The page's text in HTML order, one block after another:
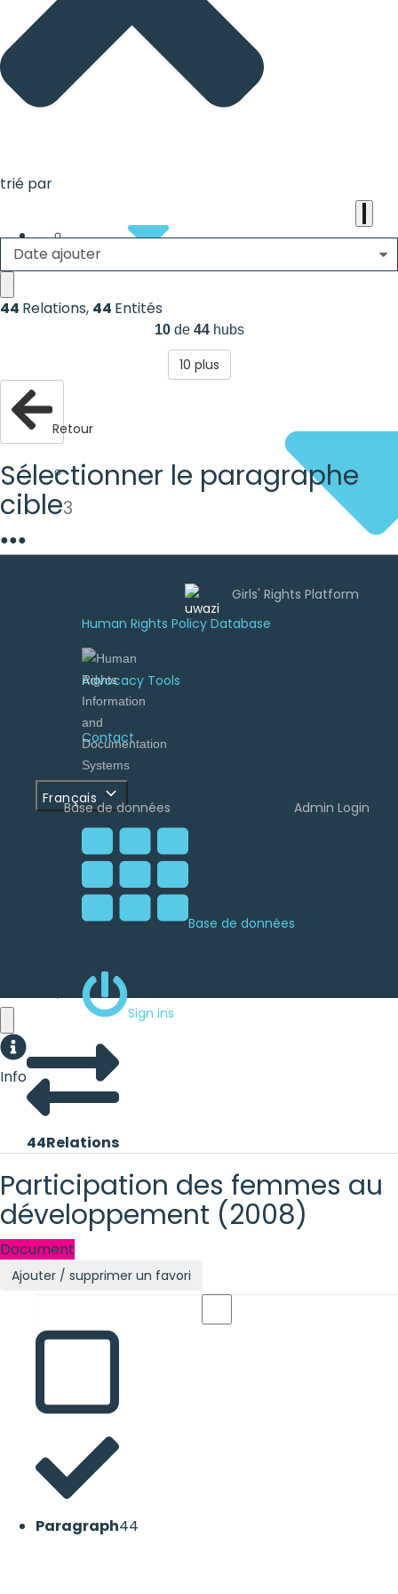
heart
the
agenda
Human Rights Policy Database
Advocacy Tools
Contact
Français
Base de données
Sign ins
trié par
Date ajouter
44 Relations, 44 Entités
10 de 44 hubs
10 plus
Retour
Sélectionner le paragraphe
cible3
●●●
développé
Base de données Admin Login
Info
44Relations
Participation des femmes au
développement (2008)
Document
Ajouter / supprimer un favori
Paragraph44